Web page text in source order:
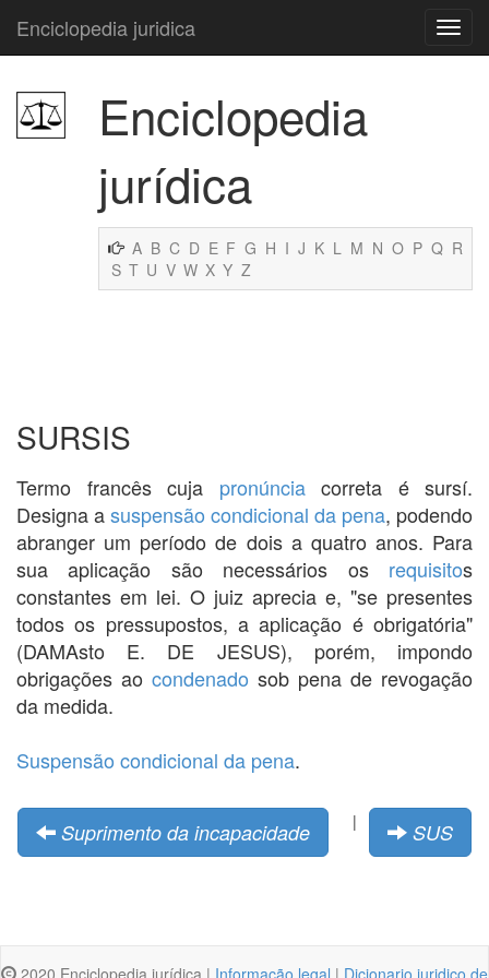
Enciclopedia juridica
Enciclopedia
jurídica
A B C D E F G H I J K L M N O P Q R
S T U V W X Y Z
SURSIS
Termo francês cuja pronúnciacorreta é sursí.
Designa asuspensão condicional da pena, podendo
abranger um período de dois a quatro anos. Para
sua aplicação são necessários os requisitos
constantes em lei. O juiz aprecia e, "se presentes
todos os pressupostos, a aplicação é obrigatória"
(DAMAsto E. DE JESUS), porém, impondo
obrigações ao condenado sob pena de revogação
da medida.
Suspensão condicional da pena.
Suprimento da incapacidade | SUS
2020 Enciclopedia jurídica | Informação legal | Dicionario juridico de